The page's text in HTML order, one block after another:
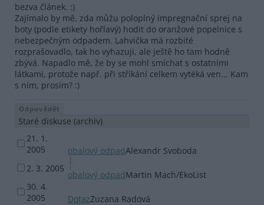
bezva článek. :)
Zajímalo by mě, zda můžu poloplný impregnační sprej na
boty (podle etikety hořlavý) hodit do oranžové popelnice s
nebezpečným odpadem. Lahvička má rozbité
rozprašovadlo, tak ho vyhazuji, ale ještě ho tam hodně
zbývá. Napadlo mě, že by se mohl smíchat s ostatními
látkami, protože např. při stříkání celkem vytéká ven... Kam
s ním, prosím? :)
Odpovědět
Staré diskuse (archiv)
21. 1.
2005
obalový odpadAlexandr Svoboda
2. 3. 2005
obalový odpadMartin Mach/EkoList
30. 4.
2005
DotazZuzana Radová